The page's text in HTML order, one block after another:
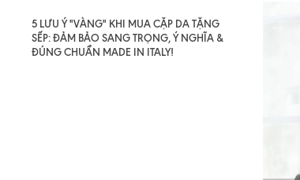
5 LƯU Ý "VÀNG" KHI MUA CẶP DA TẶNG
SẾP: ĐẢM BẢO SANG TRỌNG, Ý NGHĨA &
ĐÚNG CHUẨN MADE IN ITALY!